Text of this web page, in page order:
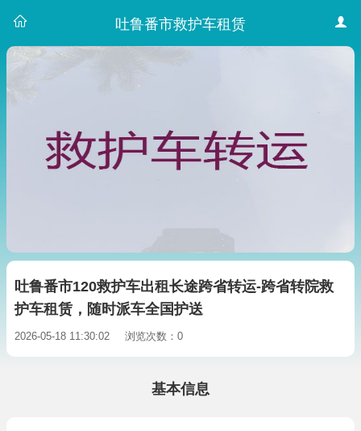
吐鲁番市救护车租赁
吐鲁番市120救护车出租长途跨省转运-跨省转院救
护车租赁，随时派车全国护送
2026-05-18 11:30:02 浏览次数：0
基本信息